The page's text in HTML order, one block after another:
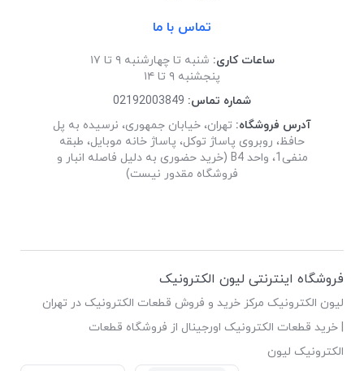
تماس با ما
ساعات کاری: شنبه تا چهارشنبه ۹ تا ۱۷
پنجشنبه ۹ تا ۱۴
شماره تماس: 02192003849
آدرس فروشگاه: تهران، خیابان جمهوری، نرسیده به پل
حافظ، روبروی پاساژ توکل، پاساژ خانه موبایل، طبقه
منفی1، واحد B4 (خرید حضوری به دلیل فاصله انبار و
فروشگاه مقدور نیست)
فروشگاه اینترنتی لیون الکترونیک
لیون الکترونیک مرکز خرید و فروش قطعات الکترونیک در تهران
| خرید قطعات الکترونیک اورجینال از فروشگاه قطعات
الکترونیک لیون